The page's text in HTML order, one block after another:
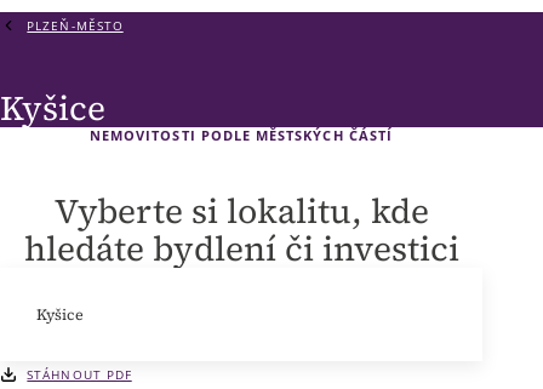
PLZEŇ-MĚSTO
Kyšice
NEMOVITOSTI PODLE MĚSTSKÝCH ČÁSTÍ
Vyberte si lokalitu, kde
hledáte bydlení či investici
Kyšice
STÁHNOUT PDF